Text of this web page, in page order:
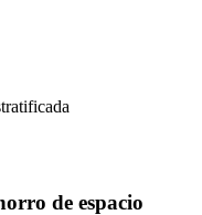
de espacio